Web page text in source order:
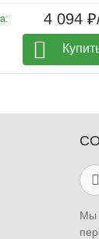
4 094
Мы